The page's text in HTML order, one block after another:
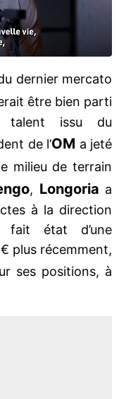
dernier mercato
être bien parti
talent issu du
de l’OM a jeté
milieu de terrain
, Longoria a
à la direction
fait état d’une
plus récemment,
ses positions, à